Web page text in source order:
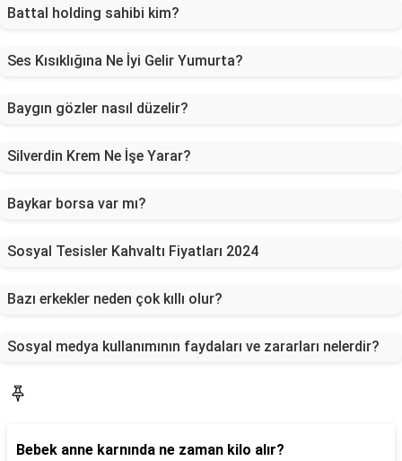
Battal holding sahibi kim?
Ses Kısıklığına Ne İyi Gelir Yumurta?
Baygın gözler nasıl düzelir?
Silverdin Krem Ne İşe Yarar?
Baykar borsa var mı?
Sosyal Tesisler Kahvaltı Fiyatları 2024
Bazı erkekler neden çok kıllı olur?
Sosyal medya kullanımının faydaları ve zararları nelerdir?
Bebek anne karnında ne zaman kilo alır?